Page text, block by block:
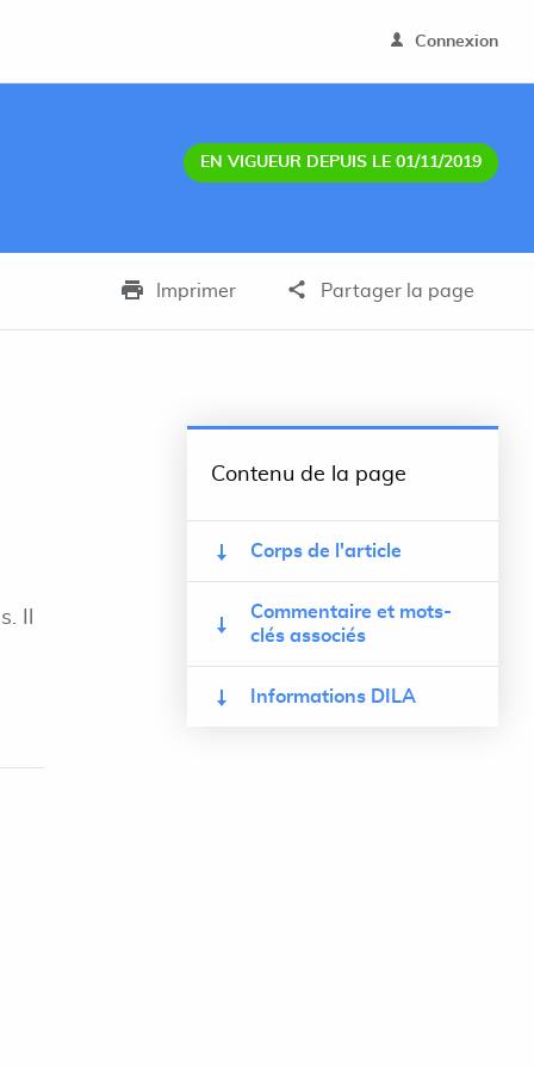
Connexion
EN VIGUEUR DEPUIS LE 01/11/2019
Imprimer Partager la page
Il
Contenu de la page
Corps de l'article
Commentaire et mots-
clés associés
Informations DILA